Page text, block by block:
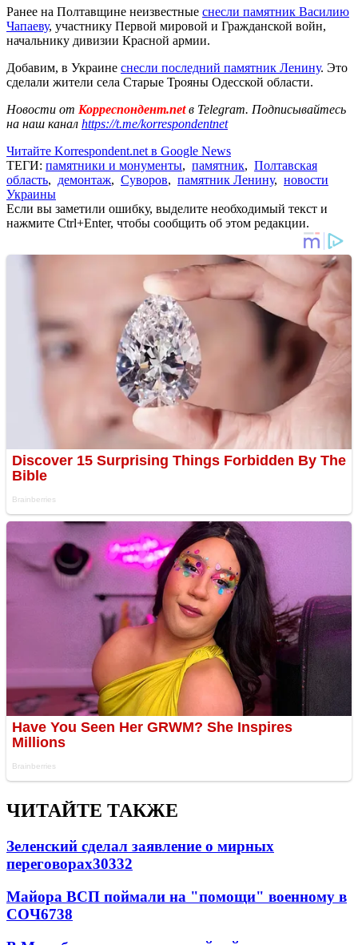
Ранее на Полтавщине неизвестные снесли памятник Василию
Чапаеву, участнику Первой мировой и Гражданской войн,
начальнику дивизии Красной армии.
Добавим, в Украине снесли последний памятник Ленину. Это
сделали жители села Старые Трояны Одесской области.
Новости от Корреспондент.netв Telegram. Подписывайтесь
на наш канал https://t.me/korrespondentnet
Читайте Korrespondent.net в Google News
ТЕГИ: памятники и монументы, памятник, Полтавская
область, демонтаж, Суворов, памятник Ленину, новости
Украины
Если вы заметили ошибку, выделите необходимый текст и
нажмите Ctrl+Enter, чтобы сообщить об этом редакции.
ЧИТАЙТЕ ТАКЖЕ
Зеленский сделал заявление о мирных
переговорах30332
Майора ВСП поймали на "помощи" военному в
СОЧ6738